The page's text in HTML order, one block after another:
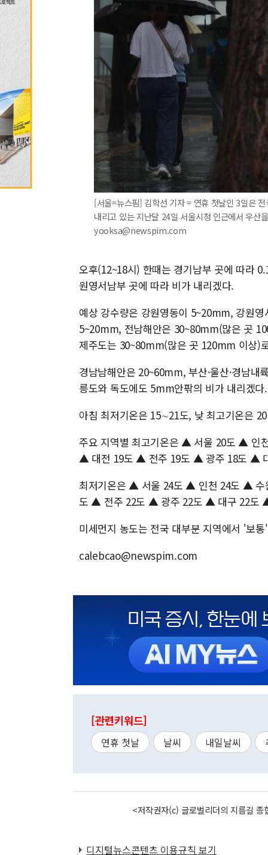
[서울=뉴스핌] 김학선 기자 = 연휴 첫날인 3일은
내리고 있는 지난달 24일 서울시청 인근에서 우
yooksa@newspim.com
오후(12~18시) 한때는 경기남부 곳에 따라
원영서남부 곳에 따라 비가 내리겠다.
예상 강수량은 강원영동이 5~20mm, 강원
5~20mm, 전남해안은 30~80mm(많은 곳
제주도는 30~80mm(많은 곳 120mm 이상)
경남남해안은 20~60mm, 부산·울산·경남
릉도와 독도에도 5mm안팎의 비가 내리겠다.
아침 최저기온은 15∼21도, 낮 최고기온은
주요 지역별 최고기온은 ▲ 서울 20도 ▲
▲ 대전 19도 ▲ 전주 19도 ▲ 광주 18도 ▲
최저기온은 ▲ 서울 24도 ▲ 인천 24도 ▲
도 ▲ 전주 22도 ▲ 광주 22도 ▲ 대구 22도
미세먼지 농도는 전국 대부분 지역에서 '보
calebcao@newspim.com
[관련키워드]
연휴 첫날 날씨 내일날씨
<저작권자(c) 글로벌리더의 지름길
디지털뉴스콘텐츠 이용규칙 보기